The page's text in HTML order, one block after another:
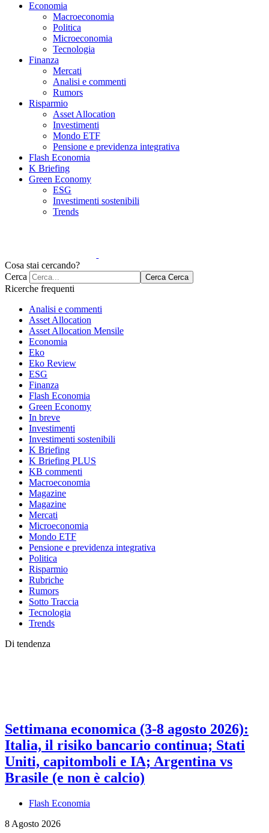
Economia
Macroeconomia
Politica
Microeconomia
Tecnologia
Finanza
Mercati
Analisi e commenti
Rumors
Risparmio
Asset Allocation
Investimenti
Mondo ETF
Pensione e previdenza integrativa
Flash Economia
K Briefing
Green Economy
ESG
Investimenti sostenibili
Trends
Cosa stai cercando?
Cerca
Cerca Cerca
Ricerche frequenti
Analisi e commenti
Asset Allocation
Asset Allocation Mensile
Economia
Eko
Eko Review
ESG
Finanza
Flash Economia
Green Economy
In breve
Investimenti
Investimenti sostenibili
K Briefing
K Briefing PLUS
KB commenti
Macroeconomia
Magazine
Magazine
Mercati
Microeconomia
Mondo ETF
Pensione e previdenza integrativa
Politica
Risparmio
Rubriche
Rumors
Sotto Traccia
Tecnologia
Trends
Di tendenza
Settimana economica (3-8 agosto 2026):
Italia, il risiko bancario continua; Stati
Uniti, capitomboli e IA; Argentina vs
Brasile (e non è calcio)
Flash Economia
8 Agosto 2026